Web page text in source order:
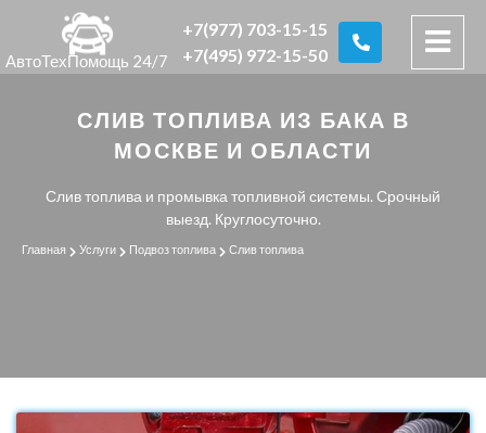
АвтоТехПомощь 24/7
+7(977) 703-15-15
+7(495) 972-15-50
СЛИВ ТОПЛИВА ИЗ БАКА В
МОСКВЕ И ОБЛАСТИ
Слив топлива и промывка топливной системы. Срочный
выезд. Круглосуточно.
Главная Услуги Подвоз топлива Слив топлива